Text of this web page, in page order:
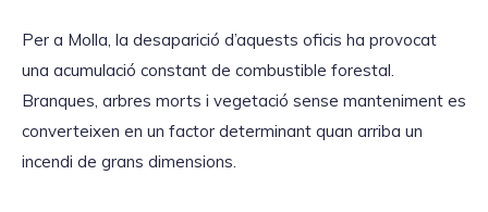
Per a Molla, la desaparició d’aquests oficis ha provocat
una acumulació constant de combustible forestal.
Branques, arbres morts i vegetació sense manteniment es
converteixen en un factor determinant quan arriba un
incendi de grans dimensions.